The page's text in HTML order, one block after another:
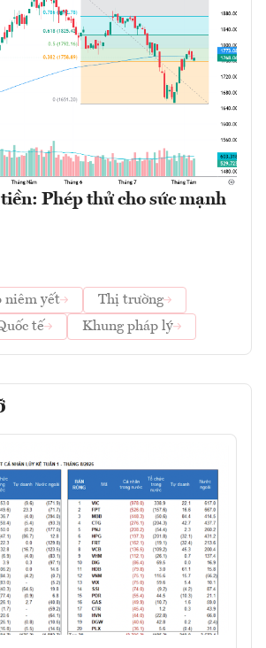
Phép thử cho sức mạnh
niêm yết
Thị trường
tế Khung pháp lý